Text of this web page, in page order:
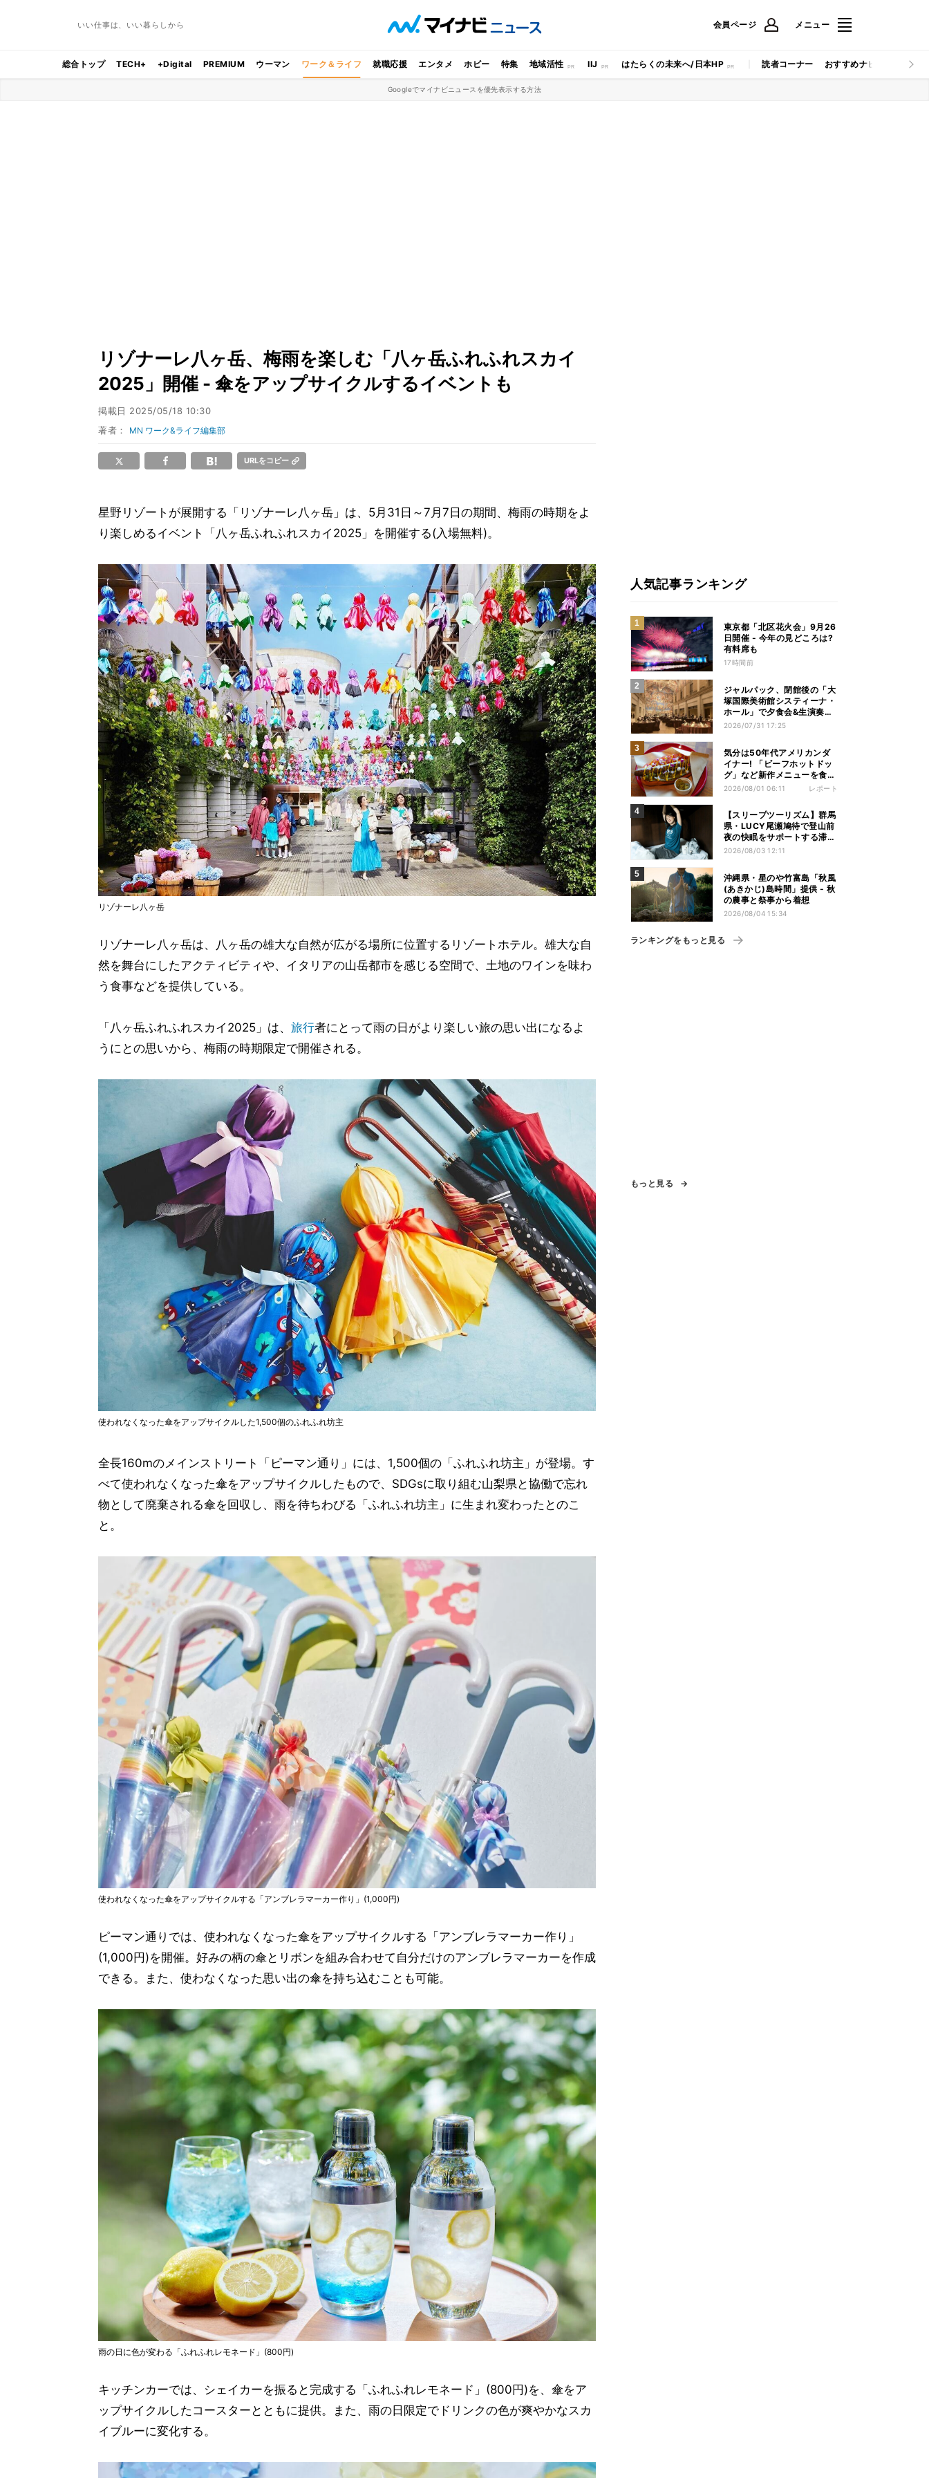
いい仕事は、いい暮らしから 会員ページ メニュー
総合トップ TECH+ +Digital PREMIUM ウーマン ワーク＆ライフ 就職応援 エンタメ ホビー 特集 地域活性 IIJ はたらくの未来へ/日本HP 読者コーナー おすすめナビ マイナビ
Googleでマイナビニュースを優先表示する方法
リゾナーレ八ヶ岳、梅雨を楽しむ「八ヶ岳ふれふれスカイ
2025」開催 - 傘をアップサイクルするイベントも
掲載日 2025/05/18 10:30
著者： MN ワーク&ライフ編集部
URLをコピー
星野リゾートが展開する「リゾナーレ八ヶ岳」は、5月31日～7月7日の期間、梅雨の時期をよ
り楽しめるイベント「八ヶ岳ふれふれスカイ2025」を開催する(入場無料)。
リゾナーレ八ヶ岳
リゾナーレ八ヶ岳は、八ヶ岳の雄大な自然が広がる場所に位置するリゾートホテル。雄大な自
然を舞台にしたアクティビティや、イタリアの山岳都市を感じる空間で、土地のワインを味わ
う食事などを提供している。
「八ヶ岳ふれふれスカイ2025」は、 旅行者にとって雨の日がより楽しい旅の思い出になるよ
うにとの思いから、梅雨の時期限定で開催される。
使われなくなった傘をアップサイクルした1,500個のふれふれ坊主
全⻑160mのメインストリート「ピーマン通り」には、1,500個の「ふれふれ坊主」が登場。す
べて使われなくなった傘をアップサイクルしたもので、SDGsに取り組む山梨県と協働で忘れ
物として廃棄される傘を回収し、雨を待ちわびる「ふれふれ坊主」に生まれ変わったとのこ
と。
使われなくなった傘をアップサイクルする「アンブレラマーカー作り」(1,000円)
ピーマン通りでは、使われなくなった傘をアップサイクルする「アンブレラマーカー作り」
(1,000円)を開催。好みの柄の傘とリボンを組み合わせて自分だけのアンブレラマーカーを作成
できる。また、使わなくなった思い出の傘を持ち込むことも可能。
雨の日に色が変わる「ふれふれレモネード」(800円)
キッチンカーでは、シェイカーを振ると完成する「ふれふれレモネード」(800円)を、傘をア
ップサイクルしたコースターとともに提供。また、雨の日限定でドリンクの色が爽やかなスカ
イブルーに変化する。
人気記事ランキング
東京都「北区花火会」9月26
日開催 - 今年の見どころは?
有料席も
17時間前
ジャルパック、閉館後の「大
塚国際美術館システィーナ・
ホール」で夕食会&生演奏を
楽しむツアーを販売 – 徳島を
2026/07/31 17:25
気分は50年代アメリカンダ
イナー! 「ビーフホットドッ
グ」など新作メニューを食べ
てきた【1955 東京ベイ by
2026/08/01 06:11 レポート
【スリープツーリズム】群馬
県・LUCY尾瀬鳩待で登山前
夜の快眠をサポートする滞在
プラン提供 - 「ヒツジのいら
2026/08/03 12:11
沖縄県・星のや竹富島「秋風
(あきかじ)島時間」提供 - 秋
の農事と祭事から着想
2026/08/04 15:34
ランキングをもっと見る
もっと見る